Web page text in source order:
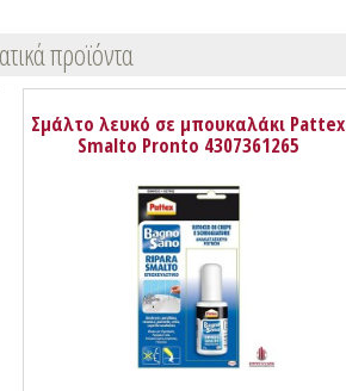
προϊόντα
Σμάλτο λευκό σε μπουκαλάκι Pattex
Smalto Pronto 4307361265